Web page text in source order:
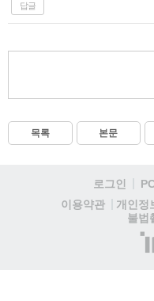
답글
목록 본문
로그인
이용약관
개인정
불법